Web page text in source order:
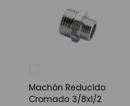
Machón Reducido
Cromado 3/8x1/2